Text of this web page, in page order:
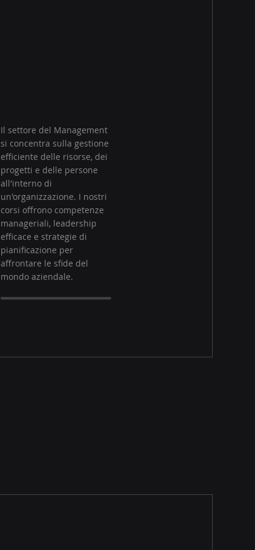
Il settore del Management
si concentra sulla gestione
efficiente delle risorse, dei
progetti e delle persone
all'interno di
un'organizzazione. I nostri
corsi offrono competenze
manageriali, leadership
efficace e strategie di
pianificazione per
affrontare le sfide del
mondo aziendale.